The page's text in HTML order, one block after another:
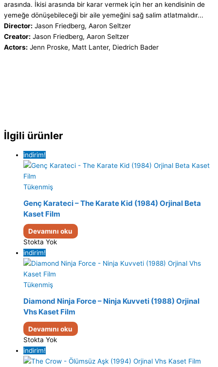
arasında. İkisi arasında bir karar vermek için her an kendisinin de
yemeğe dönüşebileceği bir aile yemeğini sağ salim atlatmalıdır...
Director: Jason Friedberg, Aaron Seltzer
Creator: Jason Friedberg, Aaron Seltzer
Actors: Jenn Proske, Matt Lanter, Diedrich Bader
İlgili ürünler
indirim!
Tükenmiş
Genç Karateci – The Karate Kid (1984) Orjinal Beta
Kaset Film
Devamını oku
Stokta Yok
indirim!
Tükenmiş
Diamond Ninja Force – Ninja Kuvveti (1988) Orjinal
Vhs Kaset Film
Devamını oku
Stokta Yok
indirim!